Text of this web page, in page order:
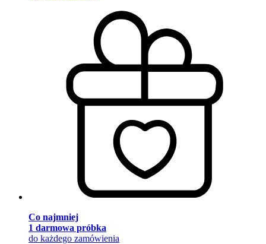
Co najmniej
1 darmowa próbka
do każdego zamówienia